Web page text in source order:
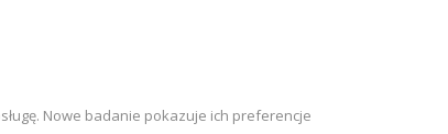
Nowe badanie pokazuje ich preferencje